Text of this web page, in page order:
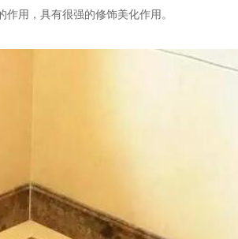
用，具有很强的修饰美化作用。